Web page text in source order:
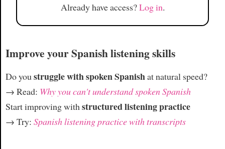
Already have access?Log in.
Improve your Spanish listening skills
Do youstruggle with spoken Spanishat natural speed?
→ Read: Why you can't understand spoken Spanish
Start improving withstructured listening practice
→ Try: Spanish listening practice with transcripts